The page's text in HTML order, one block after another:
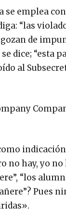
se emplea
“las
de
dice; “esta
al
no hay, yo
“los
Pues